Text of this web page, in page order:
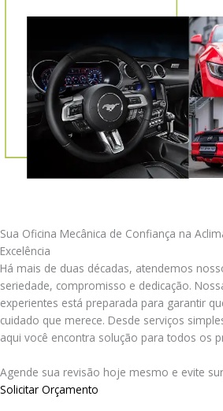
Sua Oficina Mecânica de Confiança na
Excelência
Há mais de duas décadas, atendemos
seriedade, compromisso e dedicação.
experientes está preparada para garantir
cuidado que merece. Desde serviços
aqui você encontra solução para todos os
Agende sua revisão hoje mesmo e evite
Solicitar Orçamento